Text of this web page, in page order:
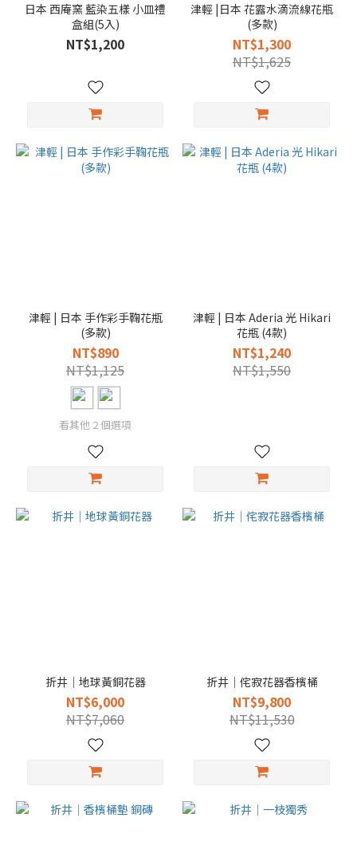
日本 西庵窯 藍染五樣 小皿禮
盒組(5入)
NT$1,200
津輕 |日本 花露水滴流線花瓶
(多款)
NT$1,300
NT$1,625
津輕 | 日本 手作彩手鞠花瓶
(多款)
NT$890
NT$1,125
看其他 2 個選項
津輕 | 日本 Aderia 光 Hikari
花瓶 (4款)
NT$1,240
NT$1,550
折井｜地球黃銅花器
NT$6,000
NT$7,060
折井｜侘寂花器香檳桶
NT$9,800
NT$11,530